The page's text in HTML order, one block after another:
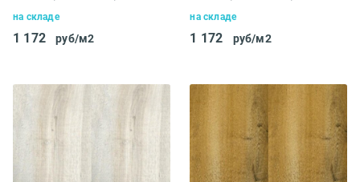
на складе
1 172 руб/м2
на складе
1 172 руб/м2